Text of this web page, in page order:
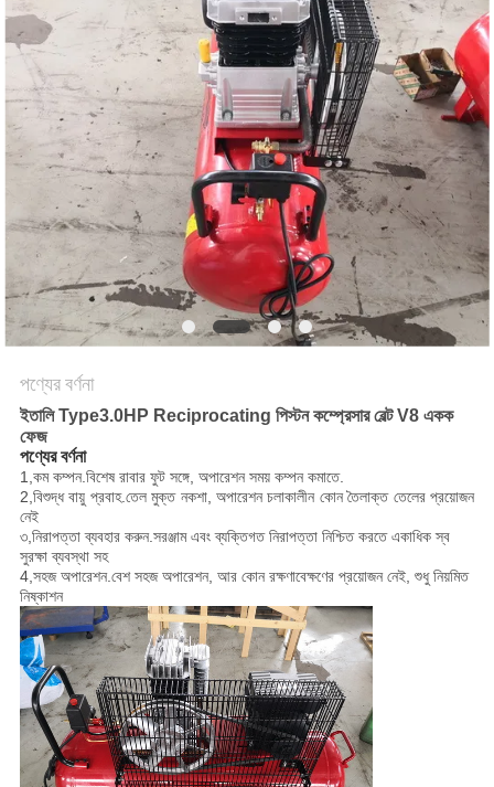
একটি
উদ্ধৃতি
অনুরোধ
করুন
সাইট
ম্যাপ
PRIVACY
POLICY
পণ্যের বর্ণনা
ইতালি Type3.0HP Reciprocating পিস্টন কম্প্রেসার বেল্ট V8 একক
ফেজ
পণ্যের বর্ণনা
1,কম কম্পন.বিশেষ রাবার ফুট সঙ্গে, অপারেশন সময় কম্পন কমাতে.
2,বিশুদ্ধ বায়ু প্রবাহ.তেল মুক্ত নকশা, অপারেশন চলাকালীন কোন তৈলাক্ত তেলের প্রয়োজন
নেই
৩,নিরাপত্তা ব্যবহার করুন.সরঞ্জাম এবং ব্যক্তিগত নিরাপত্তা নিশ্চিত করতে একাধিক স্ব
সুরক্ষা ব্যবস্থা সহ
4,সহজ অপারেশন.বেশ সহজ অপারেশন, আর কোন রক্ষণাবেক্ষণের প্রয়োজন নেই, শুধু নিয়মিত
নিষ্কাশন